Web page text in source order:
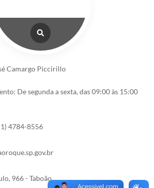
- Lei n° 5.205/21
Plano Diretor
Camargo Piccirillo
De segunda a sexta, das 09:00 às 15:00
4784-8556
966 - Taboão